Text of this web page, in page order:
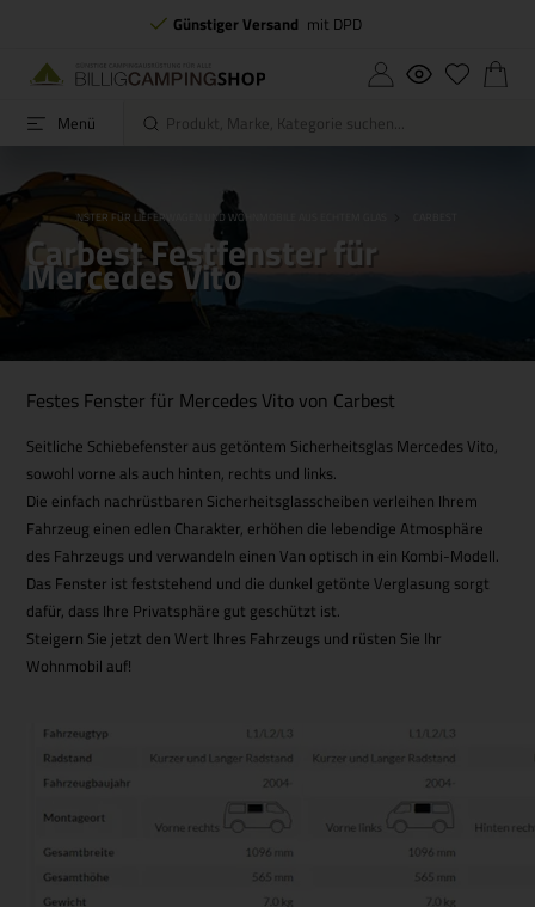
Günstiger Versand mit DPD
Menü
FENSTER FÜR LIEFERWAGEN UND WOHNMOBILE AUS ECHTEM GLAS
Carbest Festfenster für
Mercedes Vito
Festes Fenster für Mercedes Vito von Carbest
Seitliche Schiebefenster aus getöntem Sicherheitsglas Mercedes Vito,
sowohl vorne als auch hinten, rechts und links.
Die einfach nachrüstbaren Sicherheitsglasscheiben verleihen Ihrem
Fahrzeug einen edlen Charakter, erhöhen die lebendige Atmosphäre
des Fahrzeugs und verwandeln einen Van optisch in ein Kombi-Modell.
Das Fenster ist feststehend und die dunkel getönte Verglasung sorgt
dafür, dass Ihre Privatsphäre gut geschützt ist.
Steigern Sie jetzt den Wert Ihres Fahrzeugs und rüsten Sie Ihr
Wohnmobil auf!